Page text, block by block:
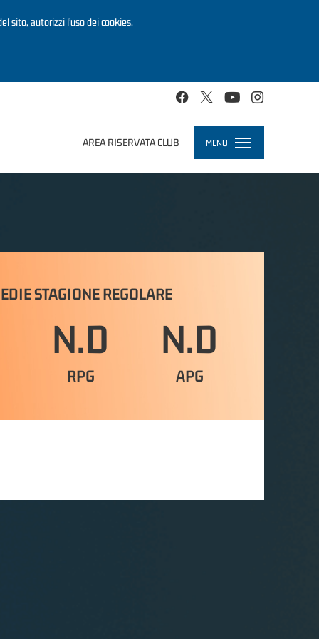
sito, autorizzi l’uso dei cookies.
AREA RISERVATA CLUB MENU
Toggle
navigation
STAGIONE REGOLARE
N.D
RPG
N.D
APG